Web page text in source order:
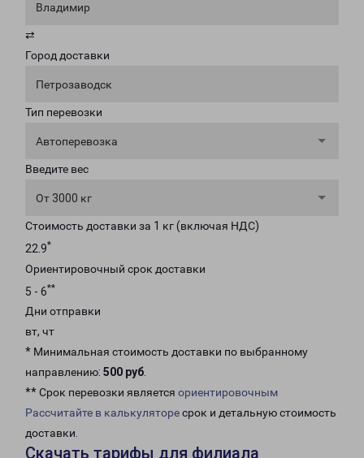
Владимир
⇄
Город доставки
Петрозаводск
Тип перевозки
Автоперевозка
Введите вес
От 3000 кг
Стоимость доставки за 1 кг (включая НДС)
22.9*
Ориентировочный срок доставки
5 - 6**
Дни отправки
вт, чт
* Минимальная стоимость доставки по выбранному
направлению: 500 руб.
** Срок перевозки является ориентировочным
Рассчитайте в калькуляторесрок и детальную стоимость
доставки.
Скачать тарифы для филиала